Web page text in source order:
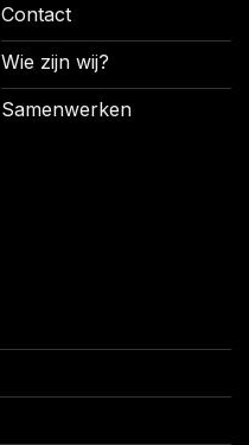
Contact
Wie zijn wij?
Samenwerken